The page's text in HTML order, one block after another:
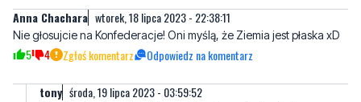
Anna Chachara wtorek, 18 lipca 2023 - 22:38:11
Nie głosujcie na Konfederacje! Oni myślą, że Ziemia jest płaska xD
5 4 Zgłoś komentarz Odpowiedz na komentarz
tony środa, 19 lipca 2023 - 03:59:52